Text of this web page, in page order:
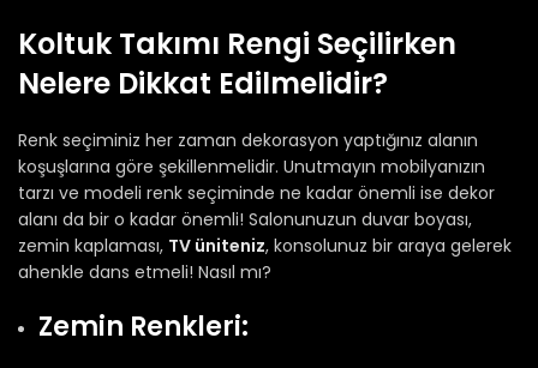
Koltuk Takımı Rengi Seçilirken
Nelere Dikkat Edilmelidir?
Renk seçiminiz her zaman dekorasyon yaptığınız alanın
koşuşlarına göre şekillenmelidir. Unutmayın mobilyanızın
tarzı ve modeli renk seçiminde ne kadar önemli ise dekor
alanı da bir o kadar önemli! Salonunuzun duvar boyası,
zemin kaplaması, TV üniteniz, konsolunuz bir araya gelerek
ahenkle dans etmeli! Nasıl mı?
Zemin Renkleri: